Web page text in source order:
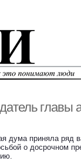
главы
дума приняла ряд
о досрочном